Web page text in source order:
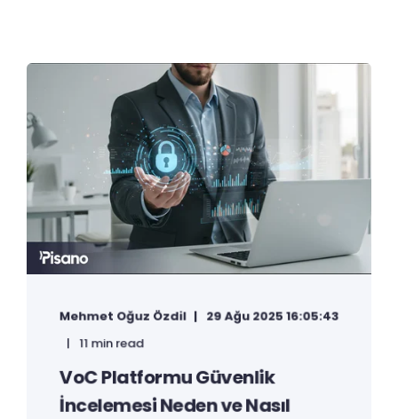
Mehmet Oğuz Özdil
29 Ağu 2025 16:05:43
11 min read
VoC Platformu Güvenlik
İncelemesi Neden ve Nasıl